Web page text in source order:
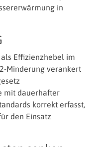
in
Effizienzhebel im
Minderung verankert
mit dauerhafter
korrekt erfasst,
den Einsatz